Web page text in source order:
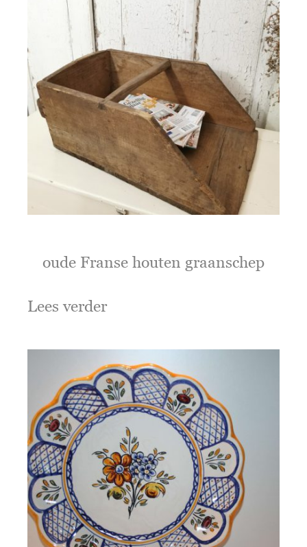
oude Franse houten graanschep
Lees verder